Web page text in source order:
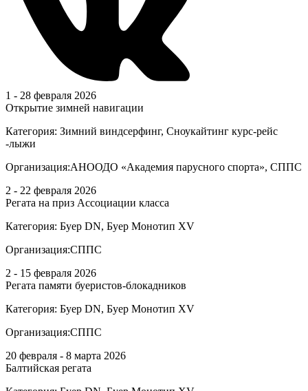
1 - 28 февраля 2026
Открытие зимней навигации
Категория: Зимний виндсерфинг, Сноукайтинг курс-рейс
-лыжи
Организация:АНООДО «Академия парусного спорта», СППС
2 - 22 февраля 2026
Регата на приз Ассоциации класса
Категория: Буер DN, Буер Монотип XV
Организация:СППС
2 - 15 февраля 2026
Регата памяти буеристов-блокадников
Категория: Буер DN, Буер Монотип XV
Организация:СППС
20 февраля - 8 марта 2026
Балтийская регата